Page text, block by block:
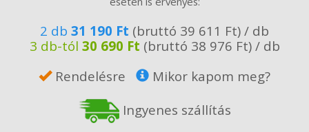
2 db 31 190 Ft (bruttó 39 611 Ft) / db
3 db-tól 30 690 Ft (bruttó 38 976 Ft) / db
Rendelésre
Mikor kapom meg?
Ingyenes szállítás